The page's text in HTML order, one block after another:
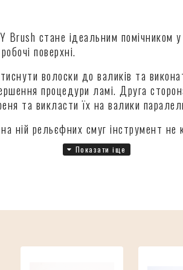
Y Brush стане ідеальним помічником
поверхні.
волоски до валиків та
процедури ламі. Друга
та викласти їх на валики
ній рельєфних смуг інструмент не